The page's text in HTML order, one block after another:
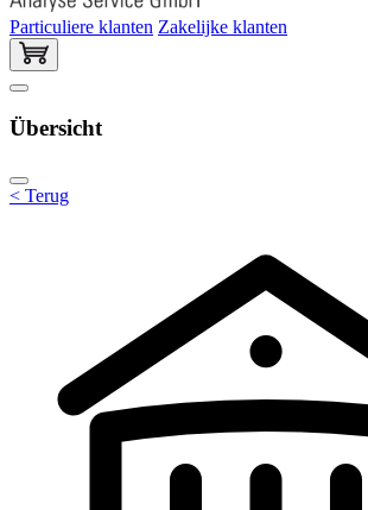
Particuliere klanten Zakelijke klanten
Übersicht
< Terug